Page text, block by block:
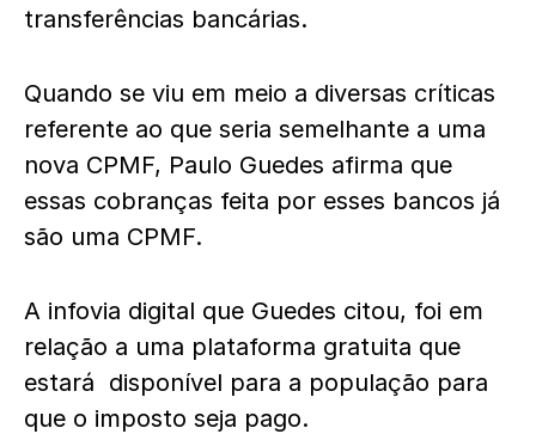
transferências bancárias.
Quando se viu em meio a diversas críticas
referente ao que seria semelhante a uma
nova CPMF, Paulo Guedes afirma que
essas cobranças feita por esses bancos já
são uma CPMF.
A infovia digital que Guedes citou, foi em
relação a uma plataforma gratuita que
estará disponível para a população para
que o imposto seja pago.